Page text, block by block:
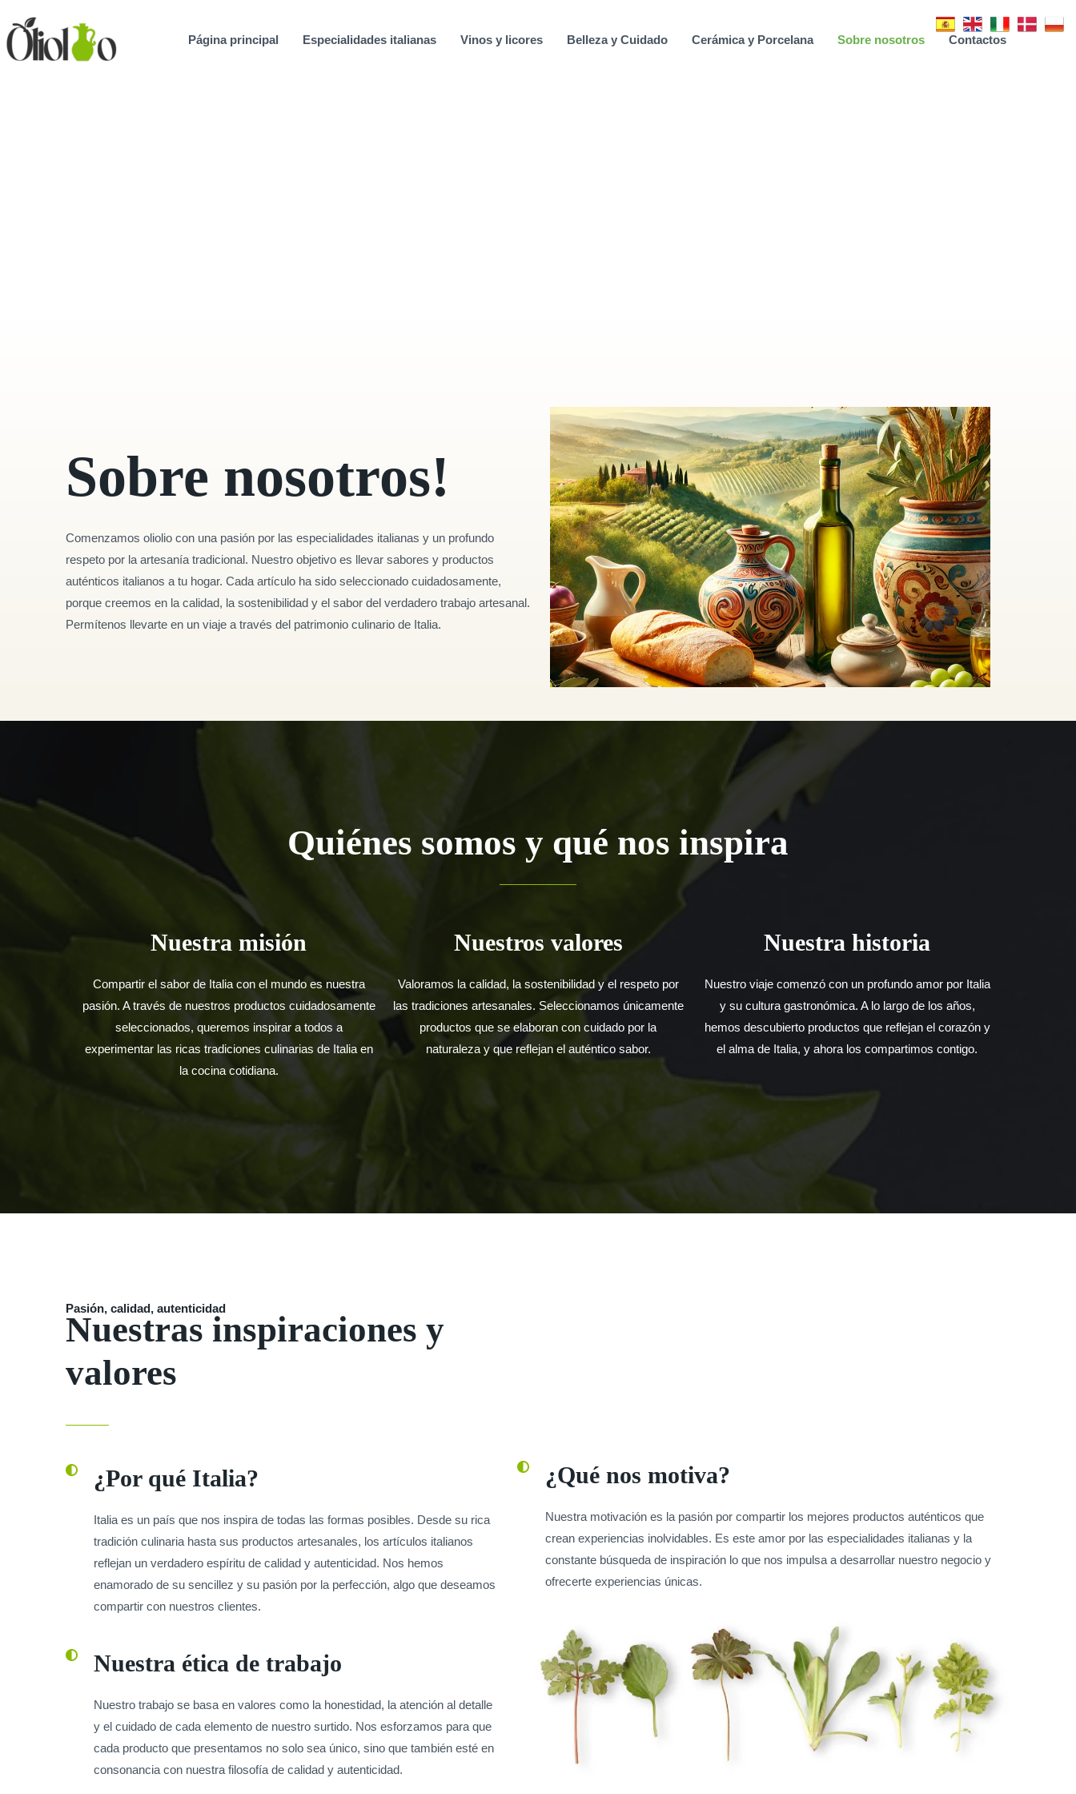
contenido
Página principal Especialidades italianas Vinos y licores Belleza y Cuidado Cerámica y Porcelana Sobre nosotros Contactos
Sobre nosotros!
Comenzamos oliolio con una pasión por las especialidades italianas y un profundo
respeto por la artesanía tradicional. Nuestro objetivo es llevar sabores y productos
auténticos italianos a tu hogar. Cada artículo ha sido seleccionado cuidadosamente,
porque creemos en la calidad, la sostenibilidad y el sabor del verdadero trabajo artesanal.
Permítenos llevarte en un viaje a través del patrimonio culinario de Italia.
Quiénes somos y qué nos inspira
Nuestra misión
Compartir el sabor de Italia con el mundo es nuestra
pasión. A través de nuestros productos cuidadosamente
seleccionados, queremos inspirar a todos a
experimentar las ricas tradiciones culinarias de Italia en
la cocina cotidiana.
Nuestros valores
Valoramos la calidad, la sostenibilidad y el respeto por
las tradiciones artesanales. Seleccionamos únicamente
productos que se elaboran con cuidado por la
naturaleza y que reflejan el auténtico sabor.
Nuestra historia
Nuestro viaje comenzó con un profundo amor por Italia
y su cultura gastronómica. A lo largo de los años,
hemos descubierto productos que reflejan el corazón y
el alma de Italia, y ahora los compartimos contigo.
Pasión, calidad, autenticidad
Nuestras inspiraciones y
valores
¿Por qué Italia?
Italia es un país que nos inspira de todas las formas posibles. Desde su rica
tradición culinaria hasta sus productos artesanales, los artículos italianos
reflejan un verdadero espíritu de calidad y autenticidad. Nos hemos
enamorado de su sencillez y su pasión por la perfección, algo que deseamos
compartir con nuestros clientes.
Nuestra ética de trabajo
Nuestro trabajo se basa en valores como la honestidad, la atención al detalle
y el cuidado de cada elemento de nuestro surtido. Nos esforzamos para que
cada producto que presentamos no solo sea único, sino que también esté en
consonancia con nuestra filosofía de calidad y autenticidad.
¿Qué nos motiva?
Nuestra motivación es la pasión por compartir los mejores productos auténticos que
crean experiencias inolvidables. Es este amor por las especialidades italianas y la
constante búsqueda de inspiración lo que nos impulsa a desarrollar nuestro negocio y
ofrecerte experiencias únicas.